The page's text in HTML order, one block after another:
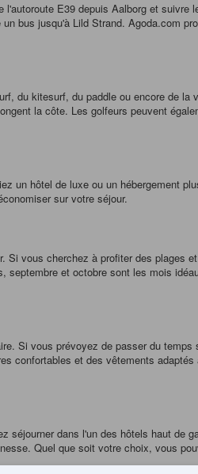
E39 depuis Aalborg et suivre
bus jusqu'à Lild Strand. Agoda.com
du kitesurf, du paddle ou encore de la
la côte. Les golfeurs peuvent
un hôtel de luxe ou un hébergement
sur votre séjour.
Si vous cherchez à profiter des plages
septembre et octobre sont les mois
Si vous prévoyez de passer du temps
confortables et des vêtements adaptés
séjourner dans l'un des hôtels haut de
Quel que soit votre choix, vous